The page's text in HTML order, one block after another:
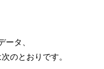
ータ、
のとおりです。